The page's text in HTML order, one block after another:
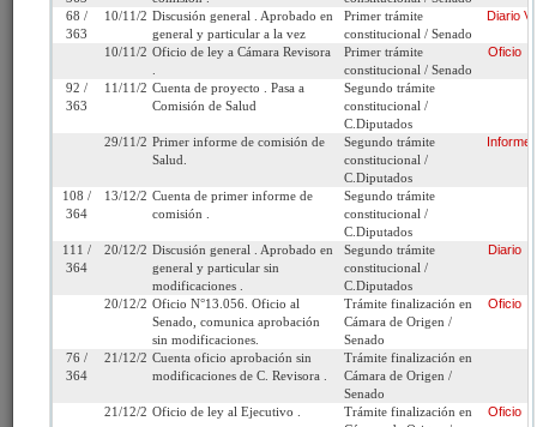
Inicio
Título:
Modifica la ley N° 19.779 con el fin de
los exámenes de detección del VIH, el
consentimiento de un representante legal para
mayores de 14 años de edad.
Fecha de
Miércoles 17 de Junio,
Urgencia
Actual:
Sin urgencia
Cámara
Senado Iniciativa: Moción
Proyecto:
Proyecto de ley Refundido:
68 /
363
10/11/2015Discusión general . Aprobado en
general y particular a la vez
Primer trámite
constitucional / Senado
Diario
10/11/2015Oficio de ley a Cámara Revisora
Primer trámite
constitucional / Senado
Oficio
92 /
363
11/11/2015Cuenta de proyecto . Pasa a
Comisión de Salud
Segundo trámite
constitucional /
C.Diputados
29/11/2016Primer informe de comisión de
Salud.
Segundo trámite
constitucional /
C.Diputados
Informe
108 /
364
13/12/2016Cuenta de primer informe de
comisión .
Segundo trámite
constitucional /
C.Diputados
111 /
364
20/12/2016Discusión general . Aprobado en
general y particular sin
modificaciones .
Segundo trámite
constitucional /
C.Diputados
Diario
20/12/2016Oficio N°13.056. Oficio al
Senado, comunica aprobación
sin modificaciones.
Trámite finalización en
Cámara de Origen /
Senado
Oficio
76 /
364
21/12/2016Cuenta oficio aprobación sin
modificaciones de C. Revisora .
Trámite finalización en
Cámara de Origen /
Senado
21/12/2016Oficio de ley al Ejecutivo .
Trámite finalización en
Oficio